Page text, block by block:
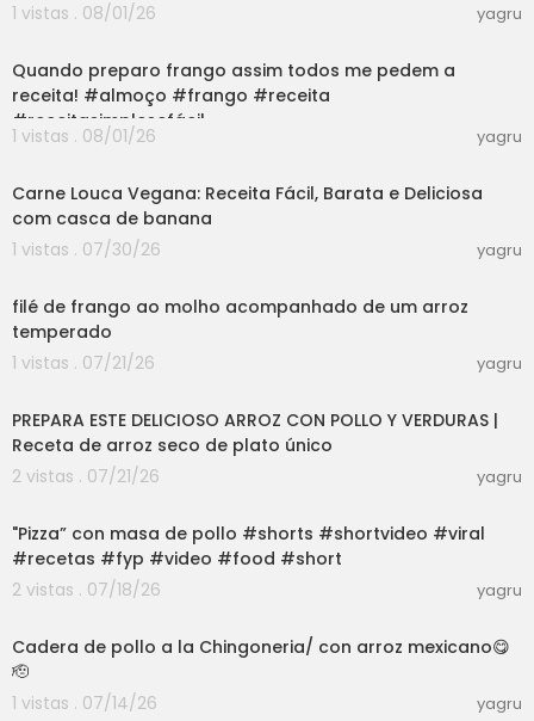
1 vistas . 08/01/26
yagru
Quando preparo frango assim todos me pedem a
receita! #almoço #frango #receita
#receitasimplesefácil
1 vistas . 08/01/26 yagru
Carne Louca Vegana: Receita Fácil, Barata e Deliciosa
com casca de banana
1 vistas . 07/30/26
yagru
filé de frango ao molho acompanhado de um arroz
temperado
1 vistas . 07/21/26
yagru
PREPARA ESTE DELICIOSO ARROZ CON POLLO Y VERDURAS |
Receta de arroz seco de plato único
2 vistas . 07/21/26
yagru
"Pizza” con masa de pollo #shorts #shortvideo #viral
#recetas #fyp #video #food #short
2 vistas . 07/18/26
yagru
Cadera de pollo a la Chingoneria/ con arroz mexicano😋
🫡
1 vistas . 07/14/26
yagru